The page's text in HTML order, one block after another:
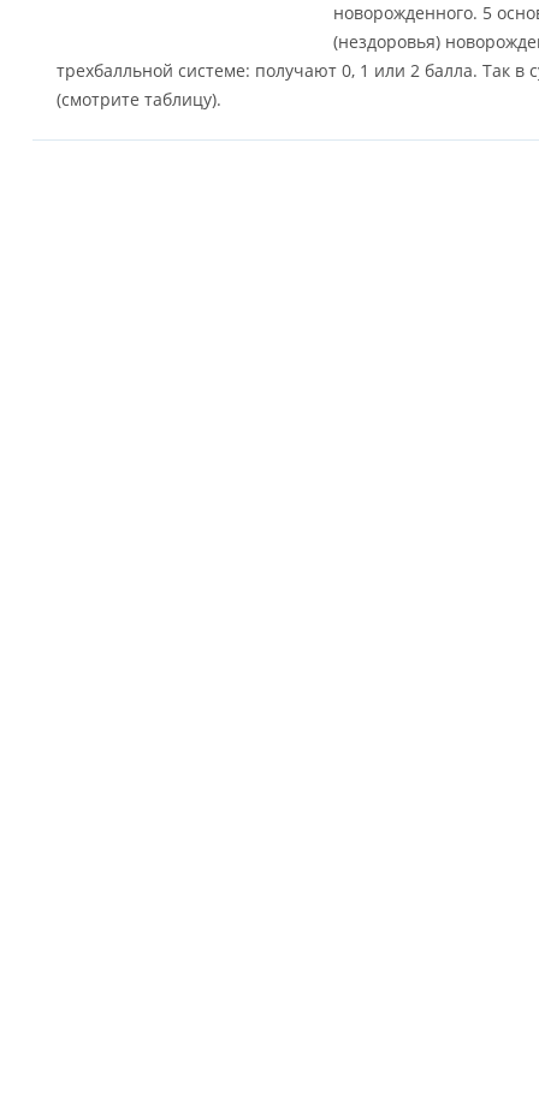
новорожденного. 5
(нездоровья)
трехбалльной системе: получают 0, 1 или 2 балла. Так в
(смотрите таблицу).